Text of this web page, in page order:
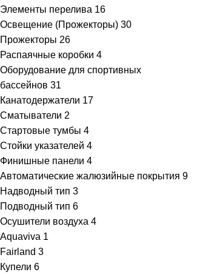
Элементы перелива 16
Освещение (Прожекторы) 30
Прожекторы 26
Распаячные коробки 4
Оборудование для спортивных
бассейнов 31
Канатодержатели 17
Сматыватели 2
Стартовые тумбы 4
Стойки указателей 4
Финишные панели 4
Автоматические жалюзийные покрытия 9
Надводный тип 3
Подводный тип 6
Осушители воздуха 4
Aquaviva 1
Fairland 3
Купели 6